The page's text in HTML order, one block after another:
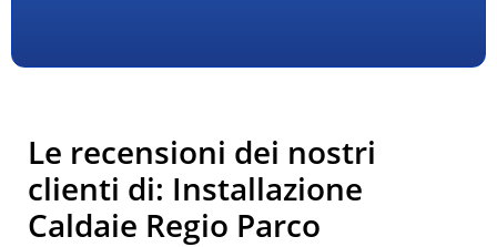
Le recensioni dei nostri
clienti di: Installazione
Caldaie Regio Parco